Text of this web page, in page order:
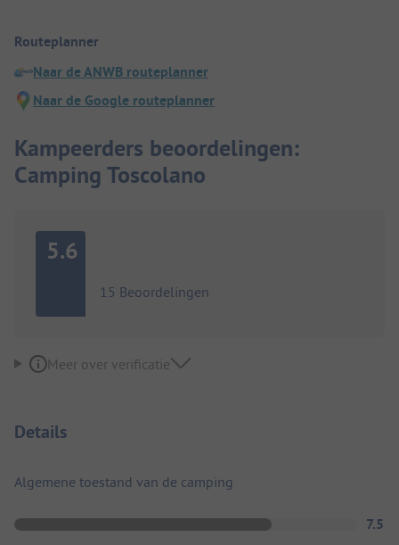
Routeplanner
Naar de ANWB routeplanner
Naar de Google routeplanner
Kampeerders beoordelingen:
Camping Toscolano
5.6
15 Beoordelingen
Meer over verificatie
Details
Algemene toestand van de camping
7.5